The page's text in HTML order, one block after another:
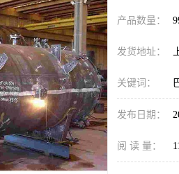
产品数量：
发货地址：
关键词：
发布日期：
阅 读 量：